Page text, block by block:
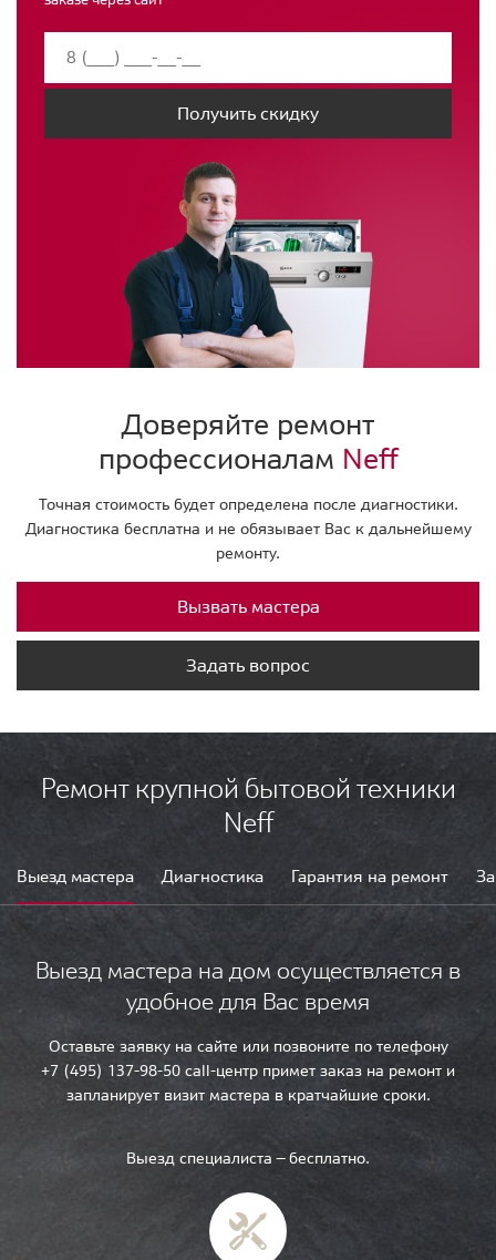
Получить скидку
Доверяйте ремонт
профессионалам Neff
Точная стоимость будет определена после диагностики.
Диагностика бесплатна и не обязывает Вас к дальнейшему
ремонту.
Вызвать мастера
Задать вопрос
Ремонт крупной бытовой техники
Neff
Выезд мастера Диагностика Гарантия на ремонт
Выезд мастера на дом осуществляется в
удобное для Вас время
Оставьте заявку на сайте или позвоните по телефону
+7 (495) 137-98-50 call-центр примет заказ на ремонт и
запланирует визит мастера в кратчайшие сроки.
Выезд специалиста — бесплатно.